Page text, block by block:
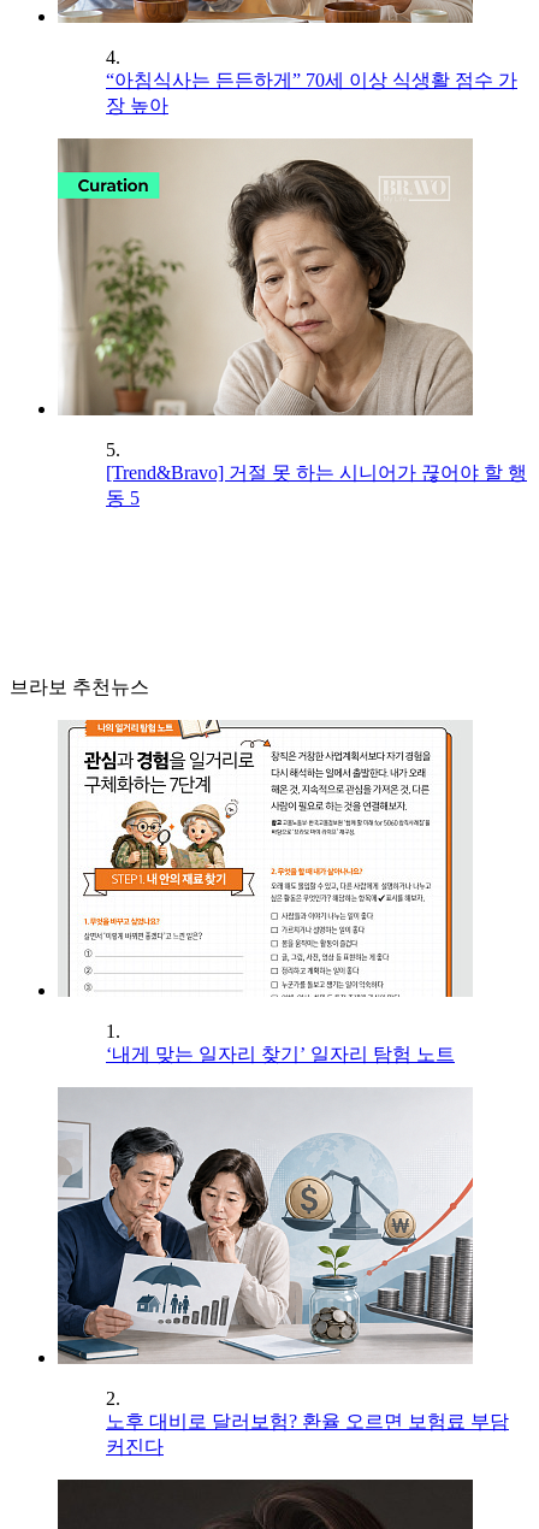
4.
“아침식사는 든든하게” 70세 이상 식생활 점수 가
장 높아
5.
[Trend&Bravo] 거절 못 하는 시니어가 끊어야 할 행
동 5
브라보 추천뉴스
1.
‘내게 맞는 일자리 찾기’ 일자리 탐험 노트
2.
노후 대비로 달러보험? 환율 오르면 보험료 부담
커진다